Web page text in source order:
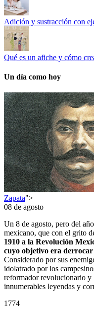
Adición y sustracción con
Qué es un afiche y cómo
Un día como hoy
Zapata">
08 de agosto
Un 8 de agosto, pero del
mexicano, que con el grito
1910 a la Revolución
cuyo objetivo era
Considerado por sus
idolatrado por los
reformador revolucionario y
innumerables leyendas y
1774